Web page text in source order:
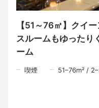
◇兵庫県立播磨中央公園
◇東条湖おもちゃ王国 車
◇ゴルフ場 多数あるゴル
＜ご予約時の注意事項＞
・チェックインの際は『公
・当施設は旅館業法に基づ
【51～76㎡】クイ
スルームもゆったり
ーム
喫煙 51–76m² /